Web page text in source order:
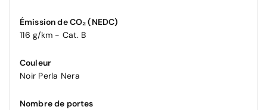
Émission de CO₂ (NEDC)
116 g/km - Cat. B
Couleur
Noir Perla Nera
Nombre de portes